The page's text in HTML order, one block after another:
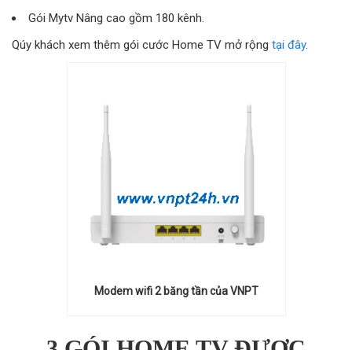
Gói Mytv Nâng cao gồm 180 kênh.
Qúy khách xem thêm gói cước Home TV mở rộng tại đây.
Modem wifi 2 băng tần của VNPT